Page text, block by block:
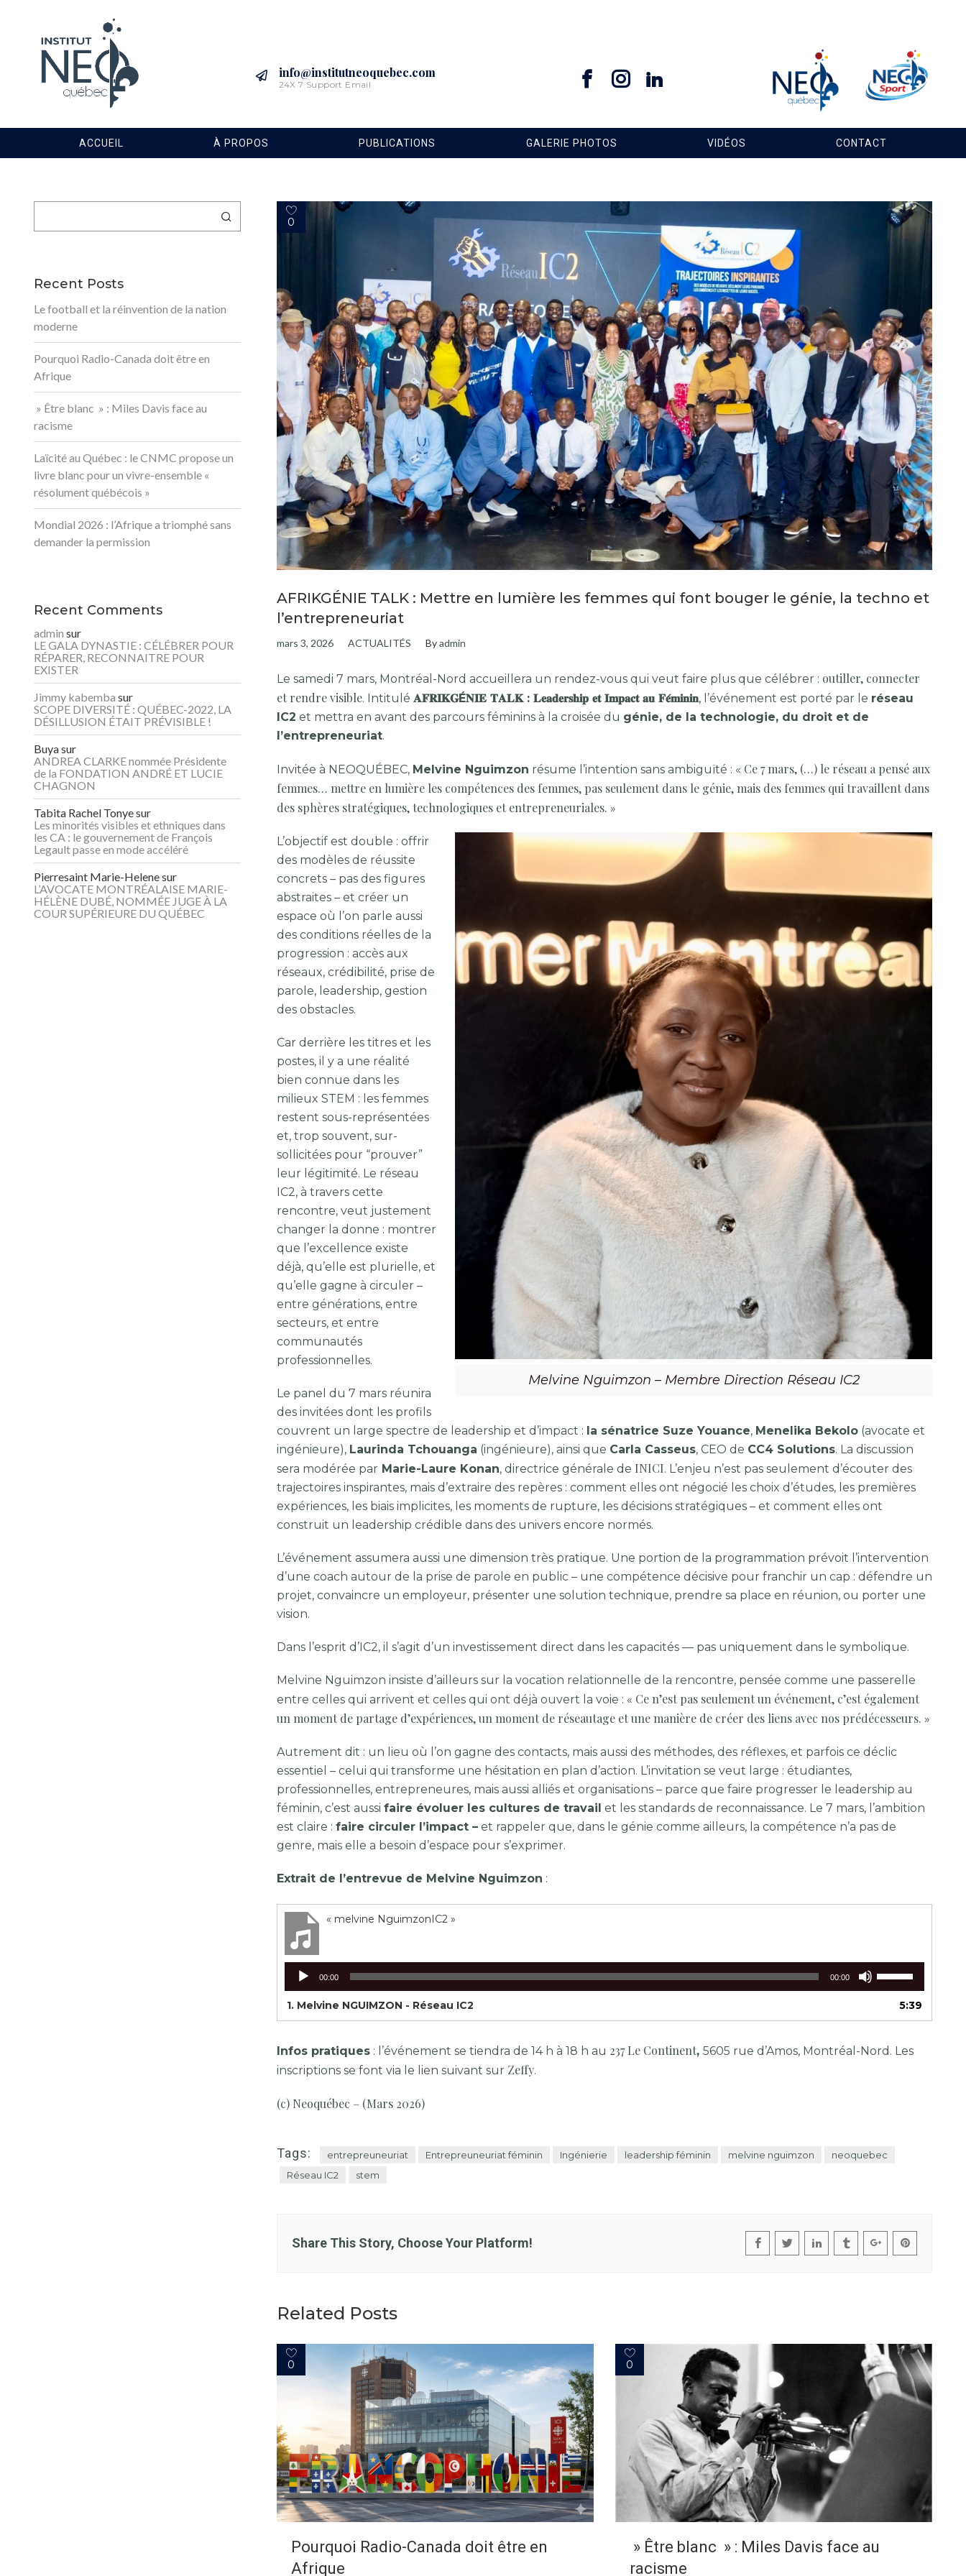
info@institutneoquebec.com
24X 7 Support Email
ACCUEIL À PROPOS PUBLICATIONS GALERIE PHOTOS VIDÉOS CONTACT
0
AFRIKGÉNIE TALK : Mettre en lumière les femmes qui font bouger le génie, la techno et
l’entrepreneuriat
mars 3, 2026 ACTUALITÉS Byadmin
Le samedi 7 mars, Montréal-Nord accueillera un rendez-vous qui veut faire plus que célébrer : outiller, connecter
et rendre visible. Intitulé 𝐀𝐅𝐑𝐈𝐊𝐆É𝐍𝐈𝐄 𝐓𝐀𝐋𝐊 : 𝐋𝐞𝐚𝐝𝐞𝐫𝐬𝐡𝐢𝐩 𝐞𝐭 𝐈𝐦𝐩𝐚𝐜𝐭 𝐚𝐮 𝐅𝐞́𝐦𝐢𝐧𝐢𝐧, l’événement est porté par le réseau
IC2 et mettra en avant des parcours féminins à la croisée du génie, de la technologie, du droit et de
l’entrepreneuriat.
Invitée à NEOQUÉBEC, Melvine Nguimzon résume l’intention sans ambiguïté : « Ce 7 mars, (…) le réseau a pensé aux
femmes… mettre en lumière les compétences des femmes, pas seulement dans le génie, mais des femmes qui travaillent dans
des sphères stratégiques, technologiques et entrepreneuriales. »
Melvine Nguimzon – Membre Direction Réseau IC2
L’objectif est double : offrir
des modèles de réussite
concrets – pas des figures
abstraites – et créer un
espace où l’on parle aussi
des conditions réelles de la
progression : accès aux
réseaux, crédibilité, prise de
parole, leadership, gestion
des obstacles.
Car derrière les titres et les
postes, il y a une réalité
bien connue dans les
milieux STEM : les femmes
restent sous-représentées
et, trop souvent, sur-
sollicitées pour “prouver”
leur légitimité. Le réseau
IC2, à travers cette
rencontre, veut justement
changer la donne : montrer
que l’excellence existe
déjà, qu’elle est plurielle, et
qu’elle gagne à circuler –
entre générations, entre
secteurs, et entre
communautés
professionnelles.
Le panel du 7 mars réunira
des invitées dont les profils
couvrent un large spectre de leadership et d’impact : la sénatrice Suze Youance, Menelika Bekolo(avocate et
ingénieure), Laurinda Tchouanga (ingénieure), ainsi que Carla Casseus, CEO de CC4 Solutions. La discussion
sera modérée par Marie-Laure Konan, directrice générale de INICI. L’enjeu n’est pas seulement d’écouter des
trajectoires inspirantes, mais d’extraire des repères : comment elles ont négocié les choix d’études, les premières
expériences, les biais implicites, les moments de rupture, les décisions stratégiques – et comment elles ont
construit un leadership crédible dans des univers encore normés.
L’événement assumera aussi une dimension très pratique. Une portion de la programmation prévoit l’intervention
d’une coach autour de la prise de parole en public – une compétence décisive pour franchir un cap : défendre un
projet, convaincre un employeur, présenter une solution technique, prendre sa place en réunion, ou porter une
vision.
Dans l’esprit d’IC2, il s’agit d’un investissement direct dans les capacités — pas uniquement dans le symbolique.
Melvine Nguimzon insiste d’ailleurs sur la vocation relationnelle de la rencontre, pensée comme une passerelle
entre celles qui arrivent et celles qui ont déjà ouvert la voie : « Ce n’est pas seulement un événement, c’est également
un moment de partage d’expériences, un moment de réseautage et une manière de créer des liens avec nos prédécesseurs. »
Autrement dit : un lieu où l’on gagne des contacts, mais aussi des méthodes, des réflexes, et parfois ce déclic
essentiel – celui qui transforme une hésitation en plan d’action. L’invitation se veut large : étudiantes,
professionnelles, entrepreneures, mais aussi alliés et organisations – parce que faire progresser le leadership au
féminin, c’est aussi faire évoluer les cultures de travail et les standards de reconnaissance. Le 7 mars, l’ambition
est claire : faire circuler l’impact –et rappeler que, dans le génie comme ailleurs, la compétence n’a pas de
genre, mais elle a besoin d’espace pour s’exprimer.
Extrait de l’entrevue de Melvine Nguimzon :
« melvine NguimzonIC2 »
Lecteur
audio
00:00 00:00
flèches
augmenter
1. Melvine NGUIMZON - Réseau IC2 5:39
Infos pratiques: l’événement se tiendra de 14 h à 18 h au 237 Le Continent, 5605 rue d’Amos, Montréal-Nord. Les
inscriptions se font via le lien suivant sur Zeffy.
(c) Neoquébec – (Mars 2026)
Tags: entrepreuneuriat Entrepreuneuriat féminin Ingénierie leadership féminin melvine nguimzon
neoquebec
Réseau IC2
stem
Share This Story, Choose Your Platform!
Related Posts
0
Pourquoi Radio-Canada doit être en
Afrique
0
» Être blanc » : Miles Davis face au
racisme
Recent Posts
Le football et la réinvention de la nation
moderne
Pourquoi Radio-Canada doit être en
Afrique
» Être blanc » : Miles Davis face au
racisme
Laïcité au Québec : le CNMC propose un
livre blanc pour un vivre-ensemble «
résolument québécois »
Mondial 2026 : l’Afrique a triomphé sans
demander la permission
Recent Comments
admin sur
LE GALA DYNASTIE : CÉLÉBRER POUR
RÉPARER, RECONNAITRE POUR
EXISTER
Jimmy kabemba sur
SCOPE DIVERSITÉ : QUÉBEC-2022, LA
DÉSILLUSION ÉTAIT PRÉVISIBLE !
Buyasur
ANDREA CLARKE nommée Présidente
de la FONDATION ANDRÉ ET LUCIE
CHAGNON
Tabita Rachel Tonyesur
Les minorités visibles et ethniques dans
les CA : le gouvernement de François
Legault passe en mode accéléré
Pierresaint Marie-Helenesur
L’AVOCATE MONTRÉALAISE MARIE-
HÉLÈNE DUBÉ, NOMMÉE JUGE À LA
COUR SUPÉRIEURE DU QUÉBEC